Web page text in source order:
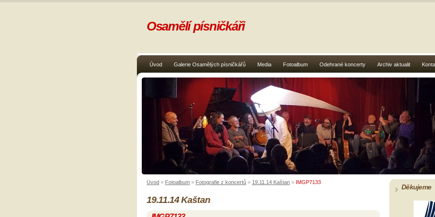
Úvod Galerie Osamělých písničkářů Media Fotoalbum Odehrané koncerty Archiv aktualit
Osamělí písničkáři
Úvod » Fotoalbum » Fotografie z koncertů » 19.11.14 Kaštan » IMGP7133
19.11.14 Kaštan
Děkujeme